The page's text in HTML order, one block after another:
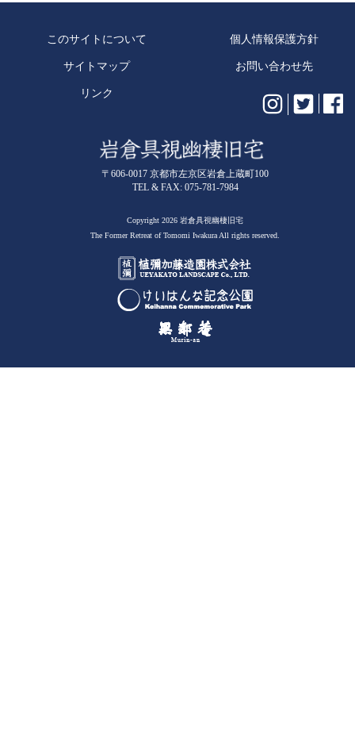
このサイトについて 個人情報保護方針
サイトマップ お問い合わせ先
リンク
〒606-0017 京都市左京区岩倉上蔵町100
TEL & FAX: 075-781-7984
Copyright 2026 岩倉具視幽棲旧宅
The Former Retreat of Tomomi Iwakura All rights reserved.